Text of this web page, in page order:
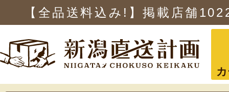
【全品送料込み!】掲載店舗